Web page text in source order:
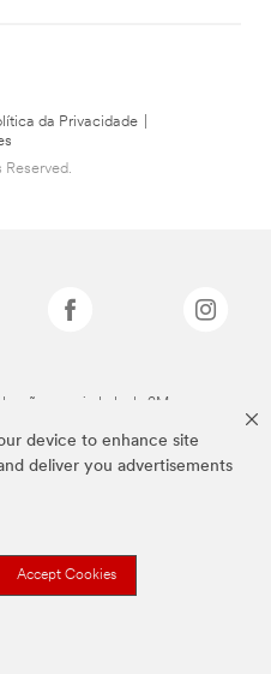
device to enhance site
deliver you advertisements
Accept Cookies
da Privacidade
são propriedade da 3M.